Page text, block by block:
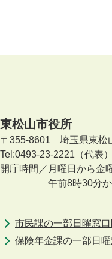
東松山市役所
〒355-8601 埼玉県東松
Tel:0493-23-2221（代表）
開庁時間／月曜日から金
午前8時30分
市民課の一部日曜窓
保険年金課の一部日